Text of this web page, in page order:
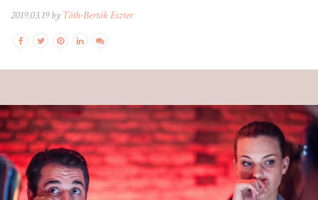
2019.03.19 by Tóth-Bertók Eszter